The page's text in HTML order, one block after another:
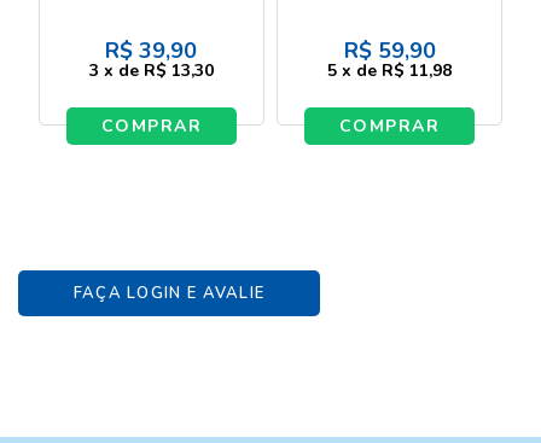
R$ 39,90
3 x de R$ 13,30
COMPRAR
R$ 59,90
5 x de R$ 11,98
COMPRAR
FAÇA LOGIN E AVALIE